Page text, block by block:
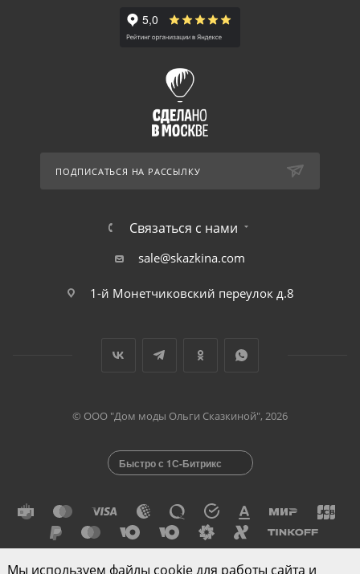
ПОДПИСАТЬСЯ НА РАССЫЛКУ
Связаться с нами
sale@skazkina.com
1-й Монетчиковский переулок д.8
© ООО "Дом моды Ольги Сказкиной", 2026
Быстро с 1С-Битрикс
Мы используем файлы cookie для работы сайта и